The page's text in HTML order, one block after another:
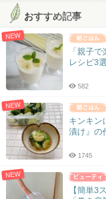
おすすめ記事
NEW
「親子
レシピ3選
582
NEW
キンキン
漬け』の
1745
NEW
【簡単3